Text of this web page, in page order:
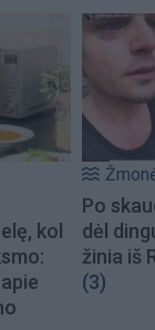
kol
Po
dėl
žinia iš
(3)